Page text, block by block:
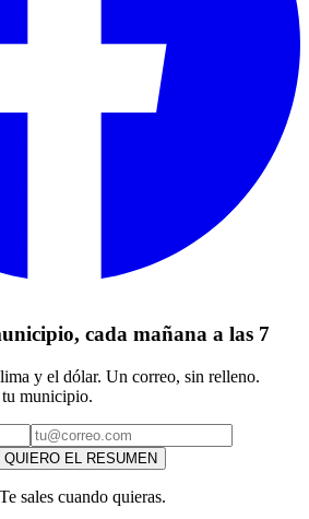
cada mañana a las 7
y el dólar. Un correo, sin relleno.
municipio.
QUIERO EL RESUMEN
sales cuando quieras.